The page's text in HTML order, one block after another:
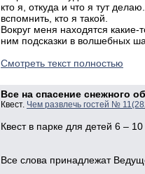
кто я, откуда и что я тут
вспомнить, кто я такой.
Вокруг меня находятся
ним подсказки в волшебных
Смотреть текст полностью
Все на спасение снежного
Квест. Чем развлечь гостей №
Квест в парке для детей 6 – 10
Все слова принадлежат